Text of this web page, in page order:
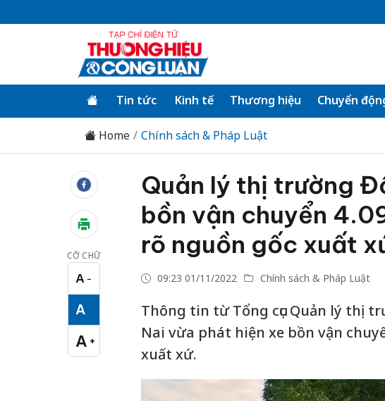
Tin tức Kinh tế Thương hiệu Chuyển
Home Chính sách & Pháp Luật
CỠ CHỮ
A −
Cỡ chữ nhỏ
A
Cỡ chữ vừa
A +
Cỡ chữ lớn
Quản lý thị trường
bồn vận chuyển
rõ nguồn gốc xuất
09:23 01/11/2022 Chính sách & Pháp Luật
Thông tin từ Tổng cục Quản lý thị
Nai vừa phát hiện xe bồn vận
xuất xứ.